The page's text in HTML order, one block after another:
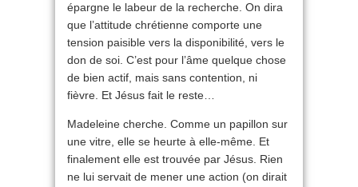
épargne le labeur de la recherche. On dira
que l’attitude chrétienne comporte une
tension paisible vers la disponibilité, vers le
don de soi. C’est pour l’âme quelque chose
de bien actif, mais sans contention, ni
fièvre. Et Jésus fait le reste…
Madeleine cherche. Comme un papillon sur
une vitre, elle se heurte à elle-même. Et
finalement elle est trouvée par Jésus. Rien
ne lui servait de mener une action (on dirait